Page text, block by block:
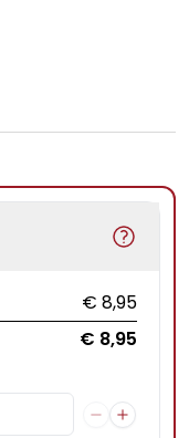
€ 8,95
€ 8,95